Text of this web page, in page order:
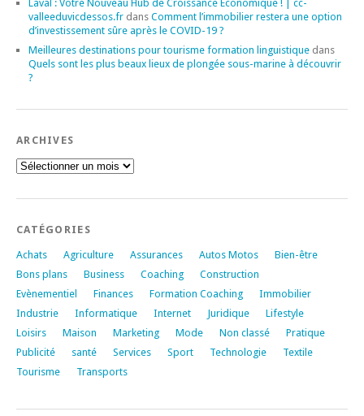
Laval : Votre Nouveau Hub de Croissance Économique ! | cc-
valleeduvicdessos.fr dans Comment l’immobilier restera une option
d’investissement sûre après le COVID-19 ?
Meilleures destinations pour tourisme formation linguistique dans
Quels sont les plus beaux lieux de plongée sous-marine à découvrir
?
ARCHIVES
Archives
CATÉGORIES
Achats Agriculture Assurances Autos Motos
Bien-être
Bons plans
Business Coaching
Construction
Evènementiel
Finances Formation Coaching
Immobilier
Industrie
Informatique Internet Juridique
Lifestyle
Loisirs
Maison Marketing Mode Non classé
Pratique
Publicité
santé Services Sport Technologie
Textile
Tourisme
Transports